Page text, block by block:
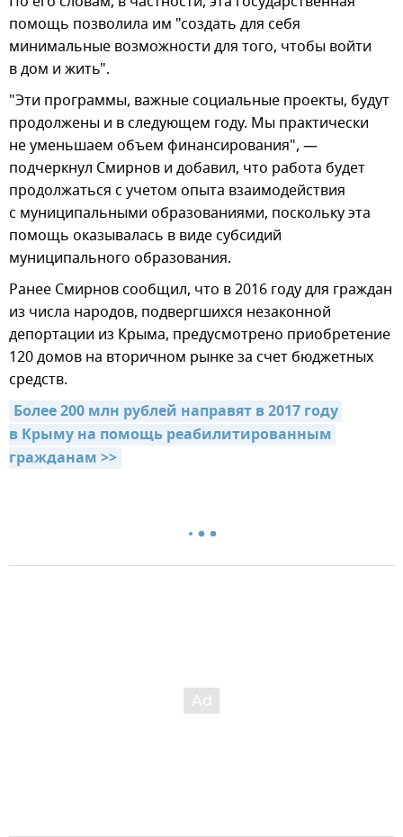
помощь позволила им "создать для себя
минимальные возможности для того, чтобы войти
в дом и жить".
"Эти программы, важные социальные проекты, будут
продолжены и в следующем году. Мы практически
не уменьшаем объем финансирования", —
подчеркнул Смирнов и добавил, что работа будет
продолжаться с учетом опыта взаимодействия
с муниципальными образованиями, поскольку эта
помощь оказывалась в виде субсидий
муниципального образования.
Ранее Смирнов сообщил, что в 2016 году для граждан
из числа народов, подвергшихся незаконной
депортации из Крыма, предусмотрено приобретение
120 домов на вторичном рынке за счет бюджетных
средств.
Более 200 млн рублей направят в 2017 году
в Крыму на помощь реабилитированным
гражданам >>